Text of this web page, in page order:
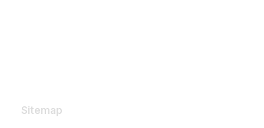
Sitemap